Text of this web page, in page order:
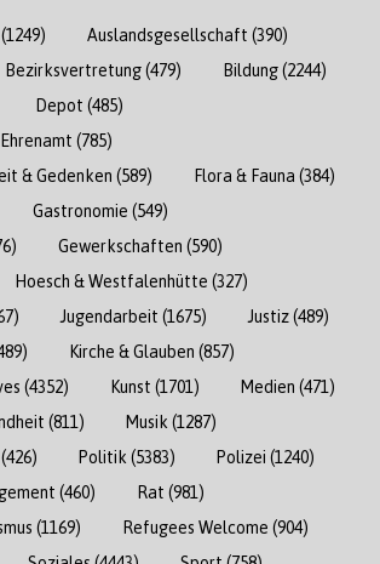
(1249) Auslandsgesellschaft (390)
Bezirksvertretung(479) Bildung(2244)
Depot (485)
(785)
& Gedenken (589) Flora & Fauna (384)
Gastronomie (549)
Gewerkschaften (590)
Hoesch & Westfalenhütte (327)
Jugendarbeit (1675) Justiz(489)
Kirche & Glauben (857)
(4352) Kunst (1701) Medien (471)
(811) Musik (1287)
(426) Politik (5383) Polizei (1240)
(460) Rat (981)
(1169) Refugees Welcome (904)